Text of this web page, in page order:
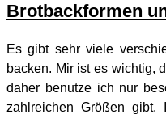
Brotbackformen
Es gibt sehr viele
backen. Mir ist es wichtig,
daher benutze ich nur
zahlreichen Größen gibt.